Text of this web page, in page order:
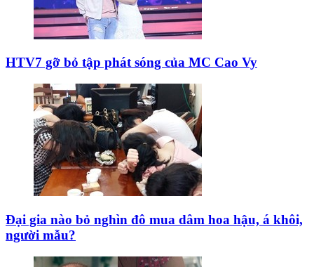
Phi Nhung duyên dáng với áo dài trên xuồng đi chợ
nổi ở Thái Lan
Tin mới